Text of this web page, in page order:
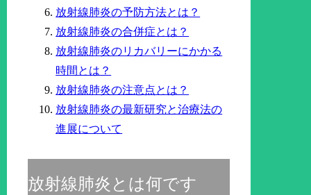
放射線肺炎の予防方法とは？
放射線肺炎の合併症とは？
放射線肺炎のリカバリーにかかる
時間とは？
放射線肺炎の注意点とは？
放射線肺炎の最新研究と治療法の
進展について
放射線肺炎とは何です